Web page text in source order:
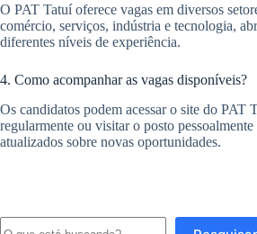
O PAT Tatuí oferece vagas em diversos
comércio, serviços, indústria e tecnologia,
diferentes níveis de experiência.
4. Como acompanhar as vagas disponíveis?
Os candidatos podem acessar o site do PAT
regularmente ou visitar o posto pessoalmente
atualizados sobre novas oportunidades.
Pesquisar